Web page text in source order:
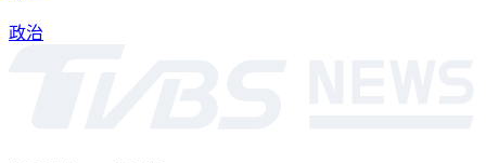
政治